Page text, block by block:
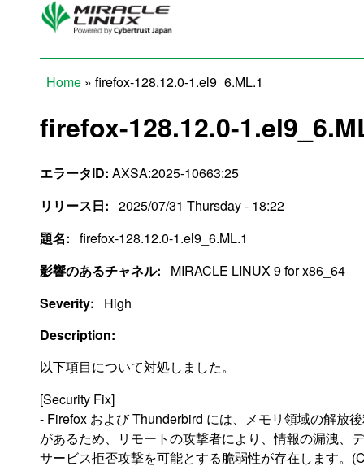
Skip to main content
Home » firefox-128.12.0-1.el9_6.ML.1
firefox-128.12.0-
エラータID: AXSA:2025-10663:25
リリース日: 2025/07/31 Thursday - 18:22
題名: firefox-128.12.0-1.el9_6.ML.1
影響のあるチャネル:
MIRACLE LINUX 9 for x86_64
Severity:
High
Description:
以下項目について対処しました。
[Security Fix]
- Firefox および Thunderbird には、メモリ領域の解放
があるため、リモートの攻撃者により、情報の漏洩、
サービス拒否攻撃を可能とする脆弱性が存在します。